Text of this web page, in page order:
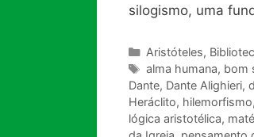
silogismo, uma
Categorias
Aristóteles,
Tags
alma humana, bom
Dante, Dante Alighieri,
Heráclito, hilemorfismo,
lógica aristotélica,